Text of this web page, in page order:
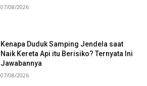
07/08/2026
Kenapa Duduk Samping Jendela saat
Naik Kereta Api itu Berisiko? Ternyata Ini
Jawabannya
07/08/2026